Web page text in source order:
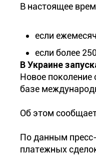
В настоящее
если
если более
В Украине
Новое поколение
базе
Об этом
По данным
платежных